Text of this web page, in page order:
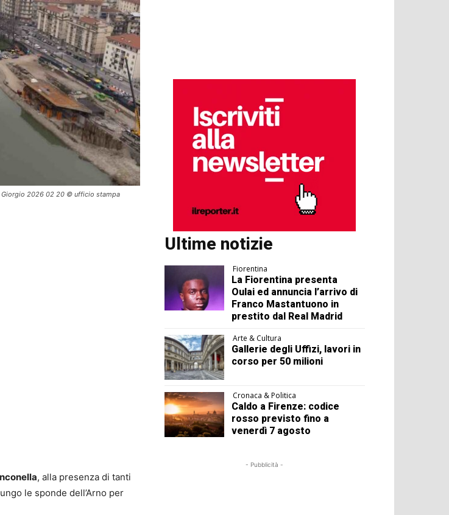
Giorgio 2026 02 20 © ufficio stampa
, alla presenza di tanti
le sponde dell’Arno per
Ultime notizie
Fiorentina
La Fiorentina presenta
Oulai ed annuncia l’arrivo di
Franco Mastantuono in
prestito dal Real Madrid
Arte & Cultura
Gallerie degli Uffizi, lavori in
corso per 50 milioni
Cronaca & Politica
Caldo a Firenze: codice
rosso previsto fino a
venerdì 7 agosto
- Pubblicità -